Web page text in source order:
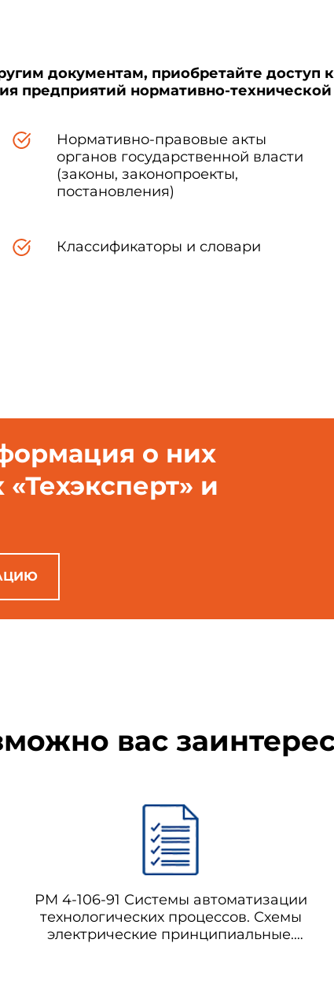
документам, приобретайте доступ
предприятий нормативно-
Нормативно-правовые акты
органов государственной власти
(законы, законопроекты,
постановления)
Классификаторы и словари
о них
и
вас
РМ 4-106-91 Системы автоматизации
технологических процессов. Схемы
электрические принципиальные.